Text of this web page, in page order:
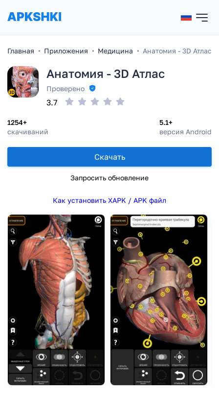
Главная Приложения Медицина Анатомия - 3D Атлас
Анатомия - 3D Атлас
Проверено
1254+
скачиваний
5.1+
версия Android
3.7
Скачать
Запросить обновление
Как установить XAPK / APK файл